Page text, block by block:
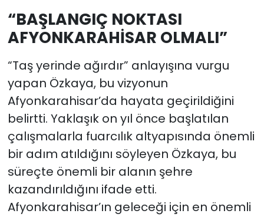
“BAŞLANGIÇ NOKTASI
AFYONKARAHİSAR OLMALI”
“Taş yerinde ağırdır” anlayışına vurgu
yapan Özkaya, bu vizyonun
Afyonkarahisar’da hayata geçirildiğini
belirtti. Yaklaşık on yıl önce başlatılan
çalışmalarla fuarcılık altyapısında önemli
bir adım atıldığını söyleyen Özkaya, bu
süreçte önemli bir alanın şehre
kazandırıldığını ifade etti.
Afyonkarahisar’ın geleceği için en önemli